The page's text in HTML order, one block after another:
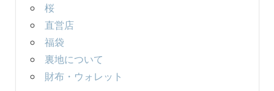
桜
直営店
福袋
裏地について
財布・ウォレット